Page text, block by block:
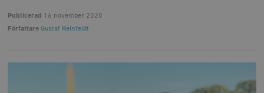
Publicerad 16 november 2020
Författare Gustaf Reinfeldt
timbro.se